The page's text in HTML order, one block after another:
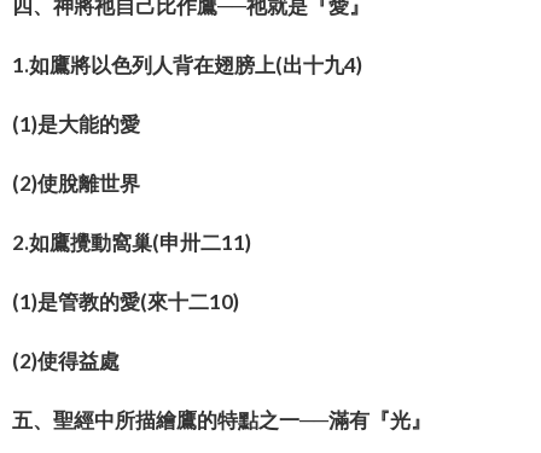
1.如鷹將以色列人背在翅膀上(出十九4)
(1)是大能的愛
(2)使脫離世界
2.如鷹攪動窩巢(申卅二11)
(1)是管教的愛(來十二10)
(2)使得益處
五、聖經中所描繪鷹的特點之一──滿有『光』